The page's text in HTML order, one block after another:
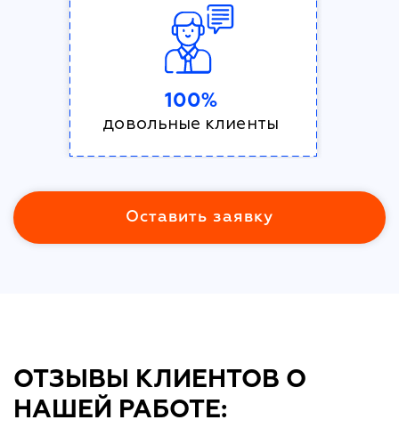
100%
довольные клиенты
Оставить заявку
ОТЗЫВЫ КЛИЕНТОВ О
НАШЕЙ РАБОТЕ: